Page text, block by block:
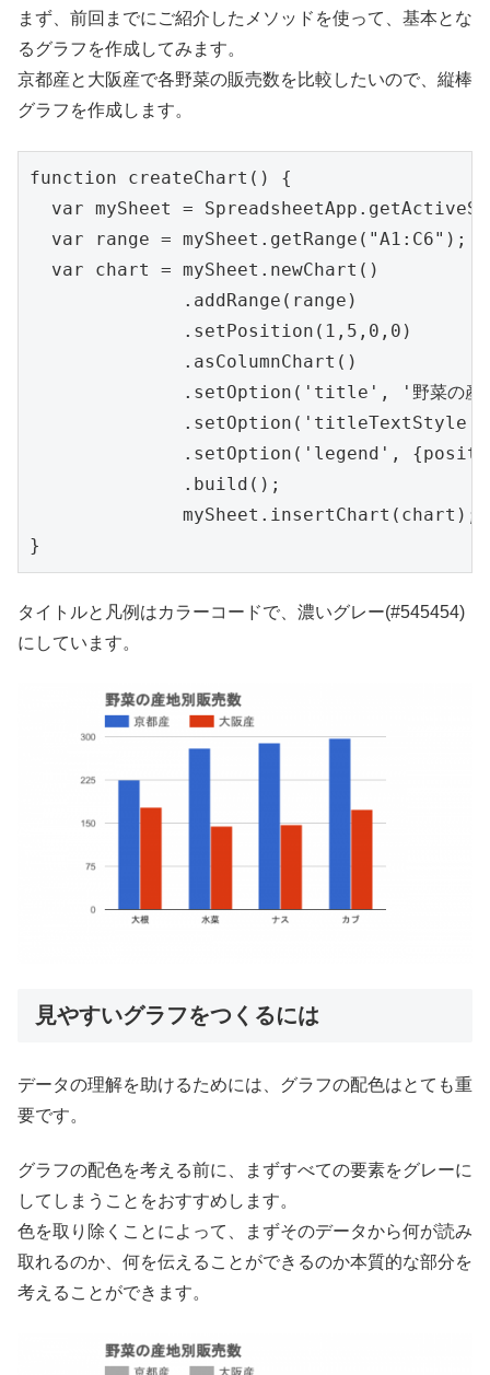
まず、前回までにご紹介したメソッドを使って、基本とな
るグラフを作成してみます。
京都産と大阪産で各野菜の販売数を比較したいので、縦棒
グラフを作成します。
function createChart() {
var mySheet =
  var range = mySheet.getRange("A1:C6");
  var chart = mySheet.newChart()
              .addRange(range)
              .setPosition(1,5,0,0)
              .asColumnChart()
.setOption('title', '野菜の産地
.setOption('titleTextStyle'
.setOption('legend',
              .build();
              mySheet.insertChart(chart);
タイトルと凡例はカラーコードで、濃いグレー(#545454)
にしています。
見やすいグラフをつくるには
データの理解を助けるためには、グラフの配色はとても重
要です。
グラフの配色を考える前に、まずすべての要素をグレーに
してしまうことをおすすめします。
色を取り除くことによって、まずそのデータから何が読み
取れるのか、何を伝えることができるのか本質的な部分を
考えることができます。